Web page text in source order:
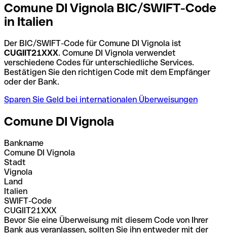
Comune DI Vignola BIC/SWIFT-Code
in Italien
Der BIC/SWIFT-Code für Comune DI Vignola ist
CUGIIT21XXX. Comune DI Vignola verwendet
verschiedene Codes für unterschiedliche Services.
Bestätigen Sie den richtigen Code mit dem Empfänger
oder der Bank.
Sparen Sie Geld bei internationalen Überweisungen
Comune DI Vignola
Bankname
Comune DI Vignola
Stadt
Vignola
Land
Italien
SWIFT-Code
CUGIIT21XXX
Bevor Sie eine Überweisung mit diesem Code von Ihrer
Bank aus veranlassen, sollten Sie ihn entweder mit der